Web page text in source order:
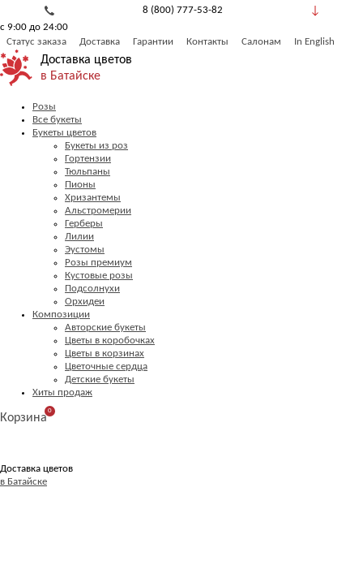
8 (800) 777-53-82
с 9:00 до 24:00
Статус заказа
Доставка Гарантии Контакты Салонам In English
Доставка цветов
в Батайске
Розы
Все букеты
Букеты цветов
Букеты из роз
Гортензии
Тюльпаны
Пионы
Хризантемы
Альстромерии
Герберы
Лилии
Эустомы
Розы премиум
Кустовые розы
Подсолнухи
Орхидеи
Композиции
Авторские букеты
Цветы в коробочках
Цветы в корзинах
Цветочные сердца
Детские букеты
Хиты продаж
Корзина
0
Доставка цветов
в Батайске